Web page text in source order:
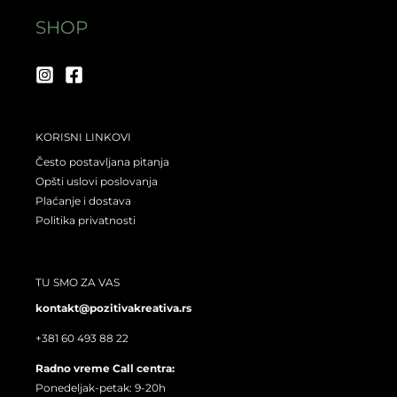
SHOP
KORISNI LINKOVI
Često postavljana pitanja
Opšti uslovi poslovanja
Plaćanje i dostava
Politika privatnosti
TU SMO ZA VAS
kontakt@pozitivakreativa.rs
+381 60 493 88 22
Radno vreme Call centra:
Ponedeljak-petak: 9-20h